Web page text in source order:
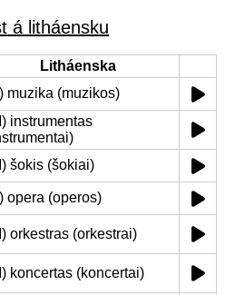
á litháensku
Litháenska
muzika (muzikos)
instrumentas
šokis (šokiai)
opera (operos)
orkestras (orkestrai)
koncertas (koncertai)